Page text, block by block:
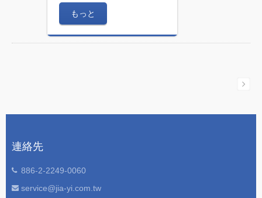
もっと
連絡先
886-2-2249-0060
service@jia-yi.com.tw